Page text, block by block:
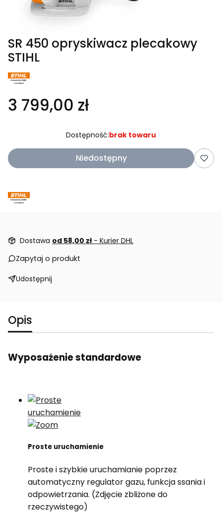
SR 450 opryskiwacz plecakowy
STIHL
3 799,00 zł
Dostępność:brak towaru
Niedostępny
Dostawa od 58,00 zł - Kurier DHL
Zapytaj o produkt
Udostępnij
Opis
Wyposażenie standardowe
Proste uruchamienie
Proste i szybkie uruchamianie poprzez
automatyczny regulator gazu, funkcja ssania i
odpowietrzania. (Zdjęcie zbliżone do
rzeczywistego)